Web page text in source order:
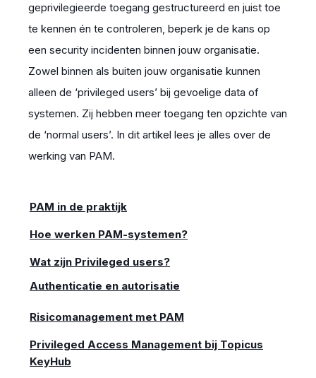
geprivilegieerde toegang gestructureerd en juist toe
te kennen én te controleren, beperk je de kans op
een security incidenten binnen jouw organisatie.
Zowel binnen als buiten jouw organisatie kunnen
alleen de ‘privileged users’ bij gevoelige data of
systemen. Zij hebben meer toegang ten opzichte van
de ‘normal users’. In dit artikel lees je alles over de
werking van PAM.
PAM in de praktijk
Hoe werken PAM-systemen?
Wat zijn Privileged users?
Authenticatie en autorisatie
Risicomanagement met PAM
Privileged Access Management bij Topicus
KeyHub